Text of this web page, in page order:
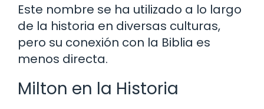
Este nombre se ha utilizado a lo largo
de la historia en diversas culturas,
pero su conexión con la Biblia es
menos directa.
Milton en la Historia